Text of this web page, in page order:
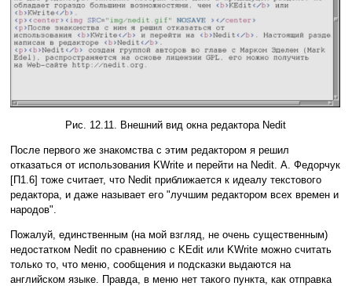
Рис. 12.11. Внешний вид окна редактора Nedit
После первого же знакомства с этим редактором я решил
отказаться от использования KWrite и перейти на Nedit. А. Федорчук
[П1.6] тоже считает, что Nedit приближается к идеалу текстового
редактора, и даже называет его "лучшим редактором всех времен и
народов".
Пожалуй, единственным (на мой взгляд, не очень существенным)
недостатком Nedit по сравнению с KEdit или KWrite можно считать
только то, что меню, сообщения и подсказки выдаются на
английском языке. Правда, в меню нет такого пункта, как отправка